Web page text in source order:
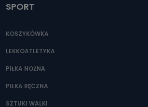
SPORT
KOSZYKÓWKA
LEKKOATLETYKA
PIŁKA NOŻNA
PIŁKA RĘCZNA
SZTUKI WALKI